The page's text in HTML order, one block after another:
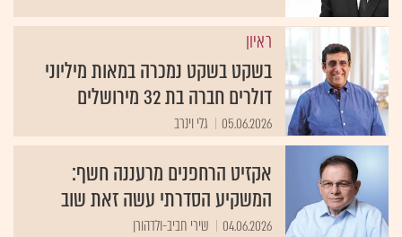
ראיון
בשקט בשקט נמכרה במאות מיליוני
דולרים חברה בת 32 מירושלים
05.06.2026 גלי וינרב
אקזיט הרחפנים מרעננה חשף:
המשקיע הסדרתי עשה זאת שוב
04.06.2026 שירי חביב-ולדהורן